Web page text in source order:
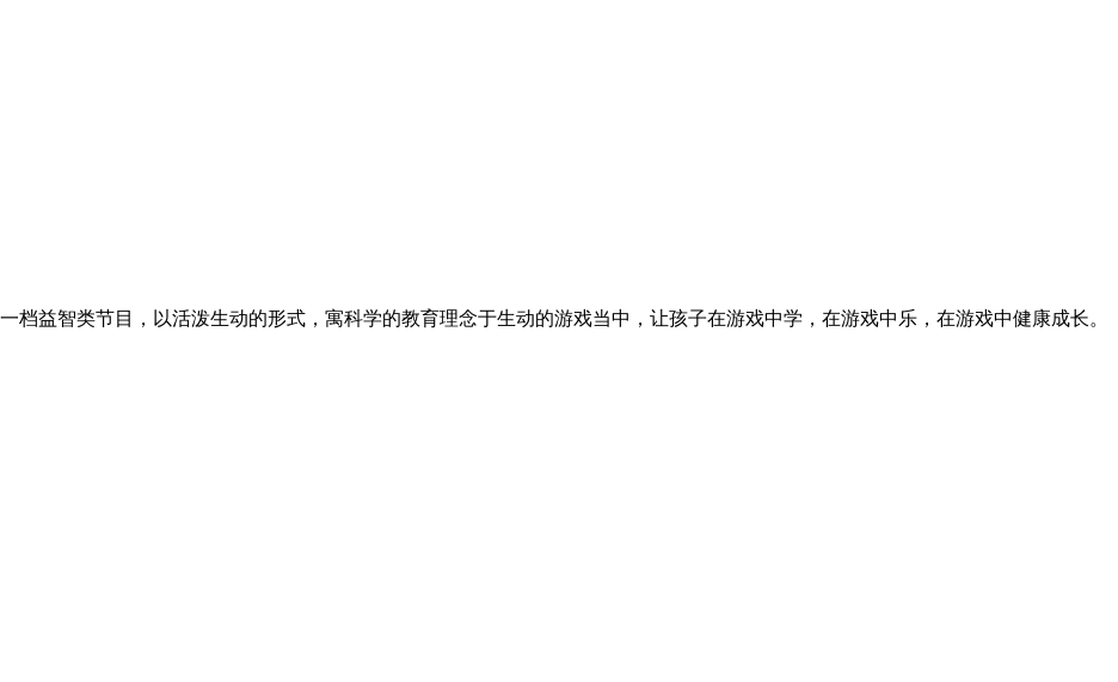
档益智类节目，以活泼生动的形式，寓科学的教育理念于生动的游戏当中，让孩子在游戏中学，在游戏中乐，在游戏中健康成长。